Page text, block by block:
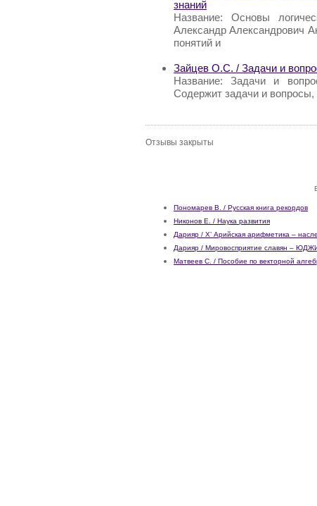
знаний
Название: Основы
Александр Александрович
понятий и
Зайцев О.С. / Задачи и
Название: Задачи и
Содержит задачи и
Отзывы закрыты
Пономарев В. / Русская книга рекордов
Никонов Е. / Наука развития
Дарияр / Х’ Арийская арифметика –
Дарияр / Мировосприятие славян –
Матвеев С. / Пособие по векторной